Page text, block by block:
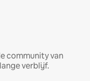
community van
verblijf.